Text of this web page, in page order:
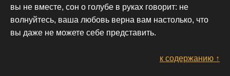
вы не вместе, сон о голубе в руках говорит: не
волнуйтесь, ваша любовь верна вам настолько, что
вы даже не можете себе представить.
к содержанию ↑